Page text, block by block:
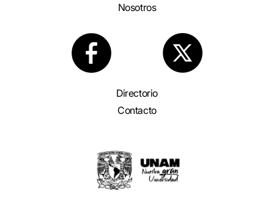
Nosotros
Directorio
Contacto